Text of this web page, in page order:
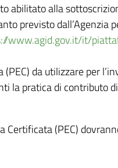
abilitato alla
previsto dall’Agenzia
www.agid.gov.it/it/
da utilizzare per
la pratica di contributo
(PEC)